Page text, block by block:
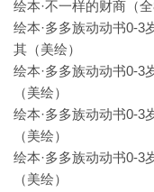
绘本·不一样的财商（
绘本·多多族动动书0-3
其（美绘）
绘本·多多族动动书0-3
（美绘）
绘本·多多族动动书0-3
（美绘）
绘本·多多族动动书0-3
（美绘）